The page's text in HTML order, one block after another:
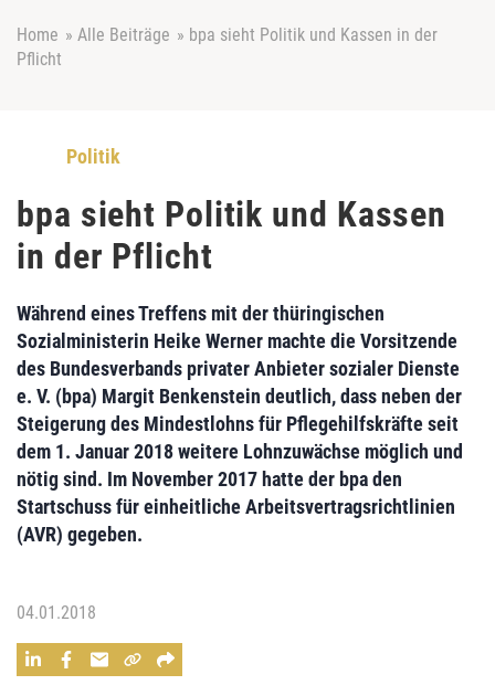
Home » Alle Beiträge » bpa sieht Politik und Kassen in der
Pflicht
Politik
bpa sieht Politik und Kassen
in der Pflicht
Während eines Treffens mit der thüringischen
Sozialministerin Heike Werner machte die Vorsitzende
des Bundesverbands privater Anbieter sozialer Dienste
e. V. (bpa) Margit Benkenstein deutlich, dass neben der
Steigerung des Mindestlohns für Pflegehilfskräfte seit
dem 1. Januar 2018 weitere Lohnzuwächse möglich und
nötig sind. Im November 2017 hatte der bpa den
Startschuss für einheitliche Arbeitsvertragsrichtlinien
(AVR) gegeben.
04.01.2018